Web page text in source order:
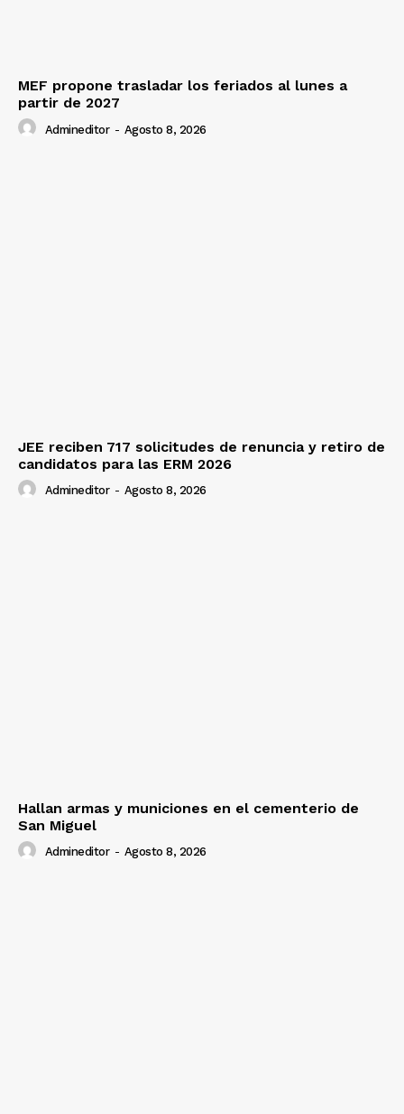
MEF propone trasladar los feriados al lunes a
partir de 2027
Admineditor - Agosto 8, 2026
JEE reciben 717 solicitudes de renuncia y retiro de
candidatos para las ERM 2026
Admineditor - Agosto 8, 2026
Hallan armas y municiones en el cementerio de
San Miguel
Admineditor - Agosto 8, 2026